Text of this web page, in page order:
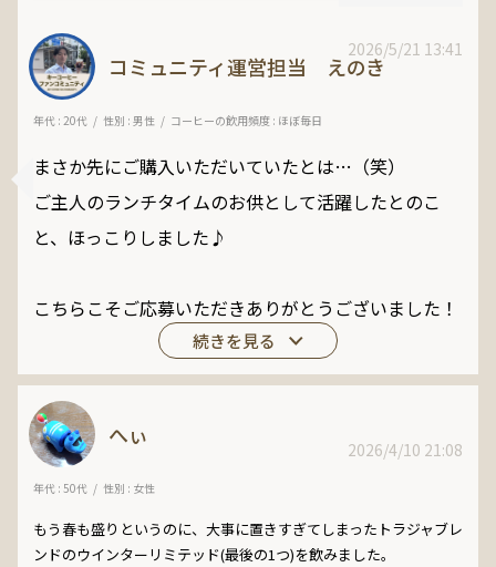
2026/5/21 13:41
コミュニティ運営担当 えのき
年代 : 20代 性別 : 男性 コーヒーの飲用頻度 : ほぼ毎日
まさか先にご購入いただいていたとは…（笑）
ご主人のランチタイムのお供として活躍したとのこ
と、ほっこりしました♪
こちらこそご応募いただきありがとうございました！
へぃ
年代 : 50代 性別 : 女性
もう春も盛りというのに、大事に置きすぎてしまったトラジャブレ
ンドのウインターリミテッド(最後の1つ)を飲みました。
2026/4/10 21:08